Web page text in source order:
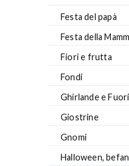
Festa del papà
Festa della
Fiori e frutta
Fondi
Ghirlande e
Giostrine
Gnomi
Halloween,